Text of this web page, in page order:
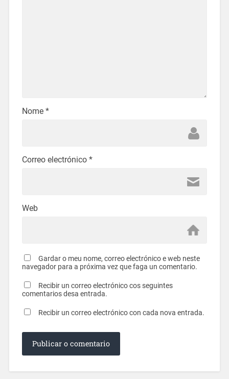
Nome *
Correo electrónico *
Web
Gardar o meu nome, correo electrónico e web neste
navegador para a próxima vez que faga un comentario.
Recibir un correo electrónico cos seguintes
comentarios desa entrada.
Recibir un correo electrónico con cada nova entrada.